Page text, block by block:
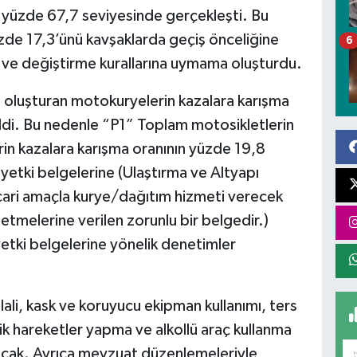
67,7 seviyesinde gerçekleşti. Bu
17,3’ünü kavşaklarda geçiş önceliğine
değiştirme kurallarına uymama oluşturdu.
motokuryelerin kazalara karışma
Bu nedenle “P1” Toplam motosikletlerin
karışma oranının yüzde 19,8
belgelerine (Ulaştırma ve Altyapı
amaçla kurye/dağıtım hizmeti verecek
verilen zorunlu bir belgedir.)
belgelerine yönelik denetimler
kask ve koruyucu ekipman kullanımı, ters
yapma ve alkollü araç kullanma
Ayrıca mevzuat düzenlemeleriyle
6